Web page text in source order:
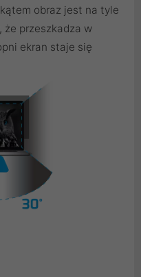
obraz jest na tyle
że przeszkadza w
ekran staje się